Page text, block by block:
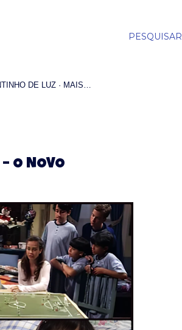
PESQUISAR
DE LUZ MAIS…
O NOVO